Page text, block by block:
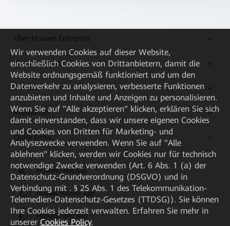
Über Huawei Enterprise
Kaufanleitung
Partner
Ressourcen
Quick Links
HUAWEI eKit App
Huawei HiKnow App
HUAWEI eFly App
Wir verwenden Cookies auf dieser Website,
einschließlich Cookies von Drittanbietern, damit die
Website ordnungsgemäß funktioniert und um den
Datenverkehr zu analysieren, verbesserte Funktionen
anzubieten und Inhalte und Anzeigen zu personalisieren.
Wenn Sie auf "Alle akzeptieren" klicken, erklären Sie sich
damit einverstanden, dass wir unsere eigenen Cookies
und Cookies von Dritten für Marketing- und
Analysezwecke verwenden. Wenn Sie auf "Alle
ablehnen" klicken, werden wir Cookies nur für technisch
notwendige Zwecke verwenden (Art. 6 Abs. 1 (a) der
Datenschutz-Grundverordnung (DSGVO) und in
Verbindung mit . § 25 Abs. 1 des Telekommunikation-
Telemedien-Datenschutz-Gesetzes (TTDSG)). Sie können
Ihre Cookies jederzeit verwalten. Erfahren Sie mehr in
unserer Cookies Policy.